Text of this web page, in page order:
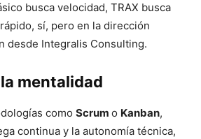
busca velocidad, TRAX busca
sí, pero en la dirección
desde Integralis Consulting.
mentalidad
como Scrum o Kanban,
continua y la autonomía técnica,